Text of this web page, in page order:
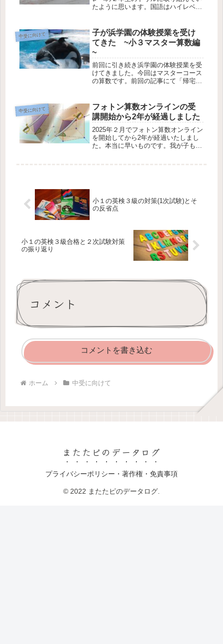
たように思います。国語はハイレベ１
ですが、ハイレベ算数の方はいきなり
「ひょうとグラフ」だったので、初...
中受に向けて
子が浜学園の体験授業を受け
てきた ~小３マスター算数編
~
前回に引き続き浜学園の体験授業を受
けてきました。今回はマスターコース
の算数です。前回の記事にて「帰宅
す。」という内容で終わらせたのです
が、授業のノートも確認させてもらっ
てよくよ...
中受に向けて
フォトン算数オンラインの受
講開始から2年が経過しました
2025年２月でフォトン算数オンライン
を開始してから2年が経過いたしまし
た。本当に早いものです。我が子もつ
小１の英検３級の対策(1次試験)とそ
の反省点
小１の英検３級合格と２次試験対策
の振り返り
コメント
コメントを書き込む
ホーム 中受に向けて
またたピのデータログ
プライバシーポリシー・著作権・免責事項
© 2022 またたピのデータログ.